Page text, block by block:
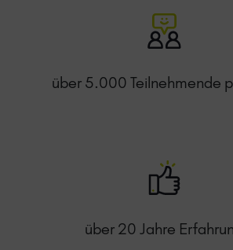
über 5.000 Teilnehmende
über 20 Jahre